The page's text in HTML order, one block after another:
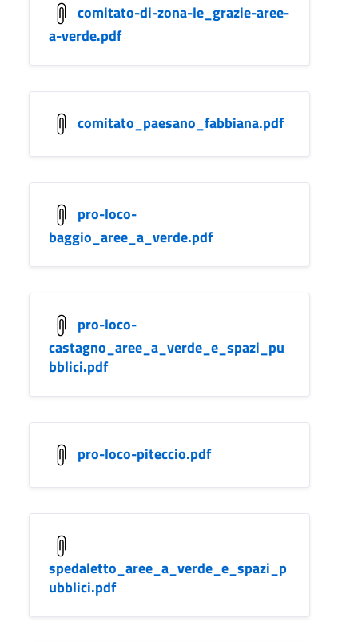
comitato-di-zona-le_grazie-aree-
a-verde.pdf
comitato_paesano_fabbiana.pdf
pro-loco-
baggio_aree_a_verde.pdf
pro-loco-
castagno_aree_a_verde_e_spazi_pu
bblici.pdf
pro-loco-piteccio.pdf
spedaletto_aree_a_verde_e_spazi_p
ubblici.pdf